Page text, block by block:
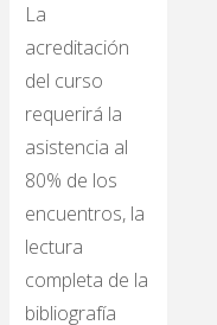
La
acreditación
del curso
requerirá la
asistencia al
80% de los
encuentros, la
lectura
completa de la
bibliografía